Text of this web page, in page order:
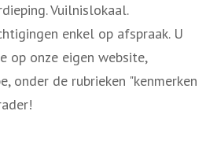
Vuilnislokaal.
enkel op afspraak. U
op onze eigen website,
onder de rubrieken "kenmerken